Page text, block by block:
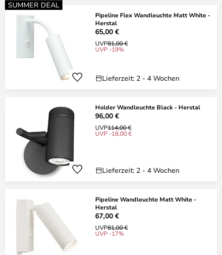
SUMMER DEAL
Pipeline Flex Wandleuchte Matt White -
Herstal
65,00 €
UVP81,00 €
UVP -19%
Lieferzeit: 2 - 4 Wochen
Holder Wandleuchte Black - Herstal
96,00 €
UVP114,00 €
UVP -18,00 €
Lieferzeit: 2 - 4 Wochen
Pipeline Wandleuchte Matt White -
Herstal
67,00 €
UVP81,00 €
UVP -17%